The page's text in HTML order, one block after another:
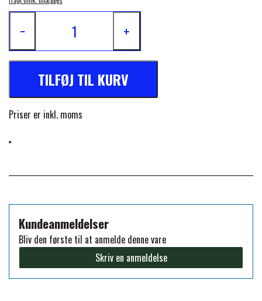
PREMIER EQUINE SADLER
PREMIER EQUINE SADEL TILBEHØR
PREMIER EQUINE SADELUNDERLAG
PREMIER EQUINE TRANSPORT
BESKYTTELSE
FORAN EQUINE
GP TACK
HAPPY MOUTH
JACKS
KÄLLQUIST EQUESTIAN
LEMIEUX
− +
TILFØJ TIL KURV
Priser er inkl. moms
Kundeanmeldelser
Bliv den første til at anmelde denne vare
Skriv en anmeldelse